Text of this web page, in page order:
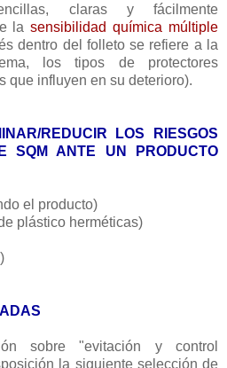
claras y fácilmente
lasensibilidad química múltiple
dentro del folleto se refiere a la
los tipos de protectores
que influyen en su deterioro).
REDUCIR LOS RIESGOS
SQM ANTE UN PRODUCTO
el producto)
plástico herméticas)
sobre "evitación y control
la siguiente selección de